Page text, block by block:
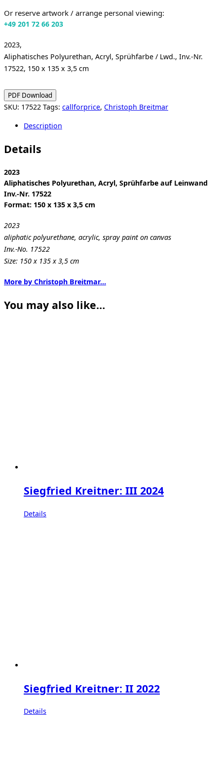
Or reserve artwork / arrange personal viewing:
+49 201 72 66 203
2023,
Aliphatisches Polyurethan, Acryl, Sprühfarbe / Lwd., Inv.-Nr.
17522, 150 x 135 x 3,5 cm
PDF Download
SKU: 17522 Tags: callforprice, Christoph Breitmar
Description
Details
2023
Aliphatisches Polyurethan, Acryl, Sprühfarbe auf Leinwand
Inv.-Nr. 17522
Format: 150 x 135 x 3,5 cm
2023
aliphatic polyurethane, acrylic, spray paint on canvas
Inv.-No. 17522
Size: 150 x 135 x 3,5 cm
More by Christoph Breitmar…
You may also like…
Siegfried Kreitner: III 2024
Details
Siegfried Kreitner: II 2022
Details